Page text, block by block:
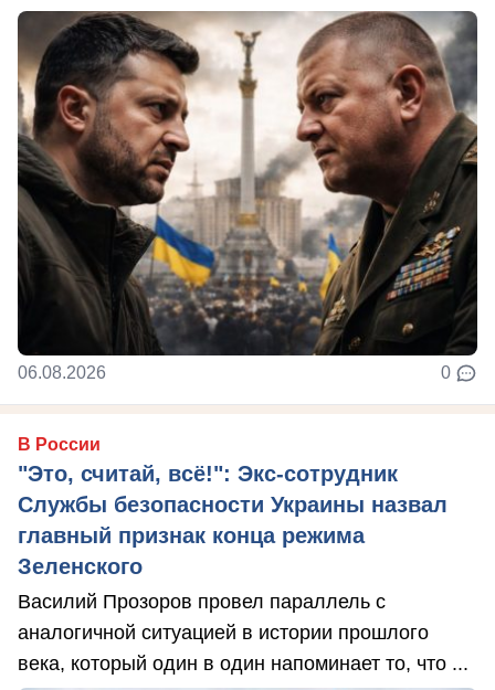
06.08.2026 0
В России
"Это, считай, всё!": Экс-сотрудник
Службы безопасности Украины назвал
главный признак конца режима
Зеленского
Василий Прозоров провел параллель с
аналогичной ситуацией в истории прошлого
века, который один в один напоминает то, что ...